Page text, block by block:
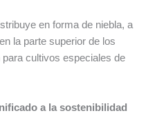
en forma de niebla, a
la parte superior de los
cultivos especiales de
a la sostenibilidad